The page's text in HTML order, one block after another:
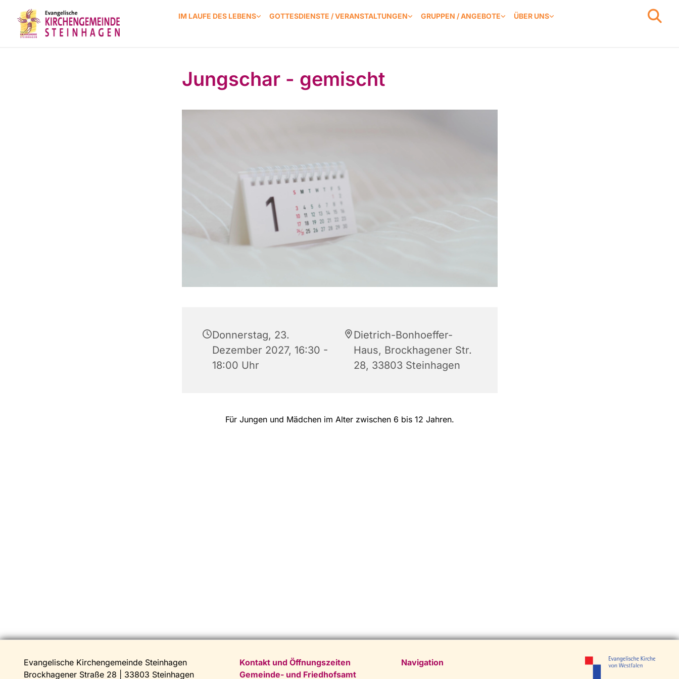
IM LAUFE DES LEBENS GOTTESDIENSTE / VERANSTALTUNGEN GRUPPEN / ANGEBOTE ÜBER UNS
Jungschar - gemischt
Donnerstag, 23.
Dezember 2027, 16:30 -
18:00 Uhr
Dietrich-Bonhoeffer-
Haus, Brockhagener Str.
28, 33803 Steinhagen
Für Jungen und Mädchen im Alter zwischen 6 bis 12 Jahren.
Evangelische Kirchengemeinde Steinhagen
Brockhagener Straße 28 | 33803 Steinhagen
Kontakt und Öffnungszeiten
Gemeinde- und Friedhofsamt
Navigation